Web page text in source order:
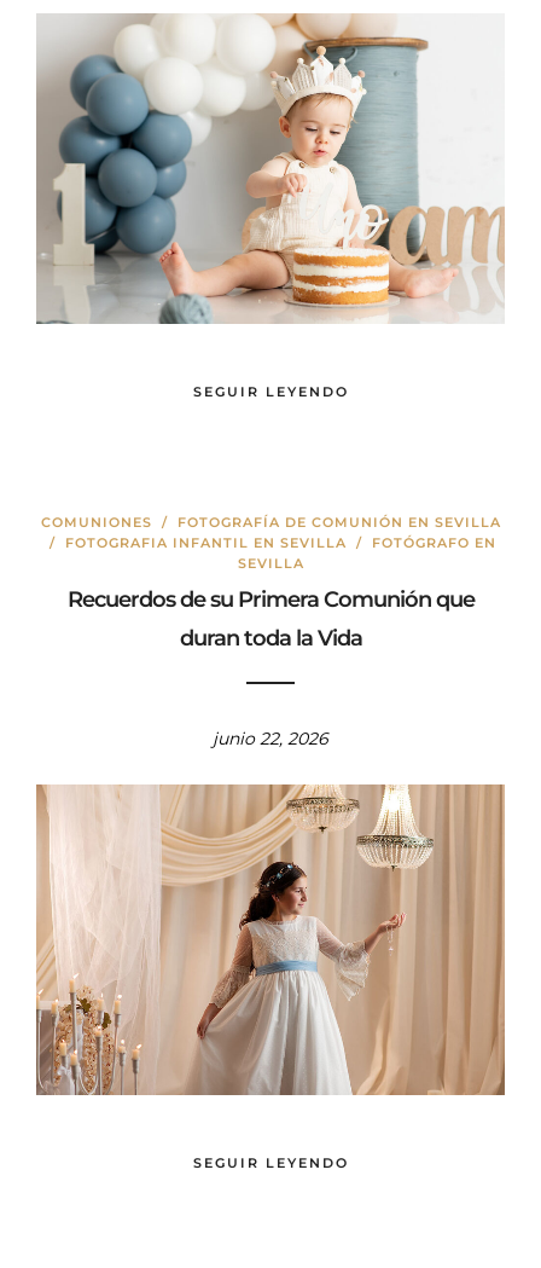
SEGUIR LEYENDO
COMUNIONES /
FOTOGRAFÍA DE COMUNIÓN EN SEVILLA
/ FOTOGRAFIA INFANTIL EN SEVILLA / FOTÓGRAFO EN
SEVILLA
Recuerdos de su Primera Comunión que
duran toda la Vida
junio 22, 2026
SEGUIR LEYENDO